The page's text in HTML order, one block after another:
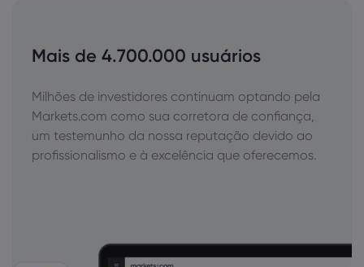
Mais de 4.700.000 usuários
Milhões de investidores continuam optando pela
Markets.com como sua corretora de confiança,
um testemunho da nossa reputação devido ao
profissionalismo e à excelência que oferecemos.